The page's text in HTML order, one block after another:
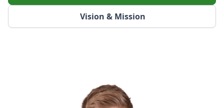
Vision & Mission